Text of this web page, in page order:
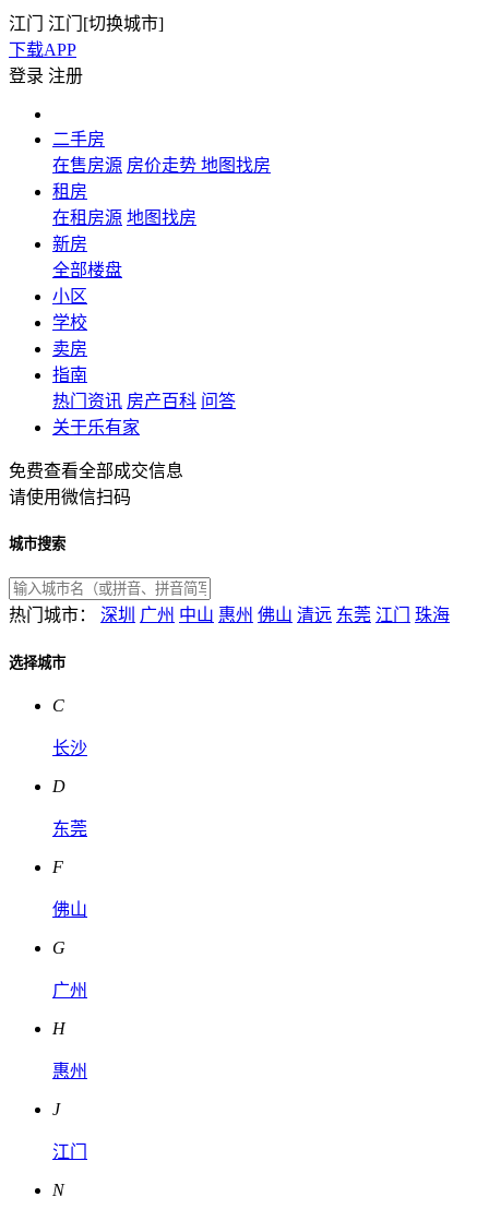
江门 江门[切换城市]
下载APP
登录 注册
二手房
在售房源 房价走势 地图找房
租房
在租房源 地图找房
新房
全部楼盘
小区
学校
卖房
指南
热门资讯 房产百科 问答
关于乐有家
免费查看全部成交信息
请使用微信扫码
城市搜索
热门城市： 深圳 广州 中山 惠州 佛山 清远 东莞 江门 珠海
选择城市
C
长沙
D
东莞
F
佛山
G
广州
H
惠州
J
江门
N